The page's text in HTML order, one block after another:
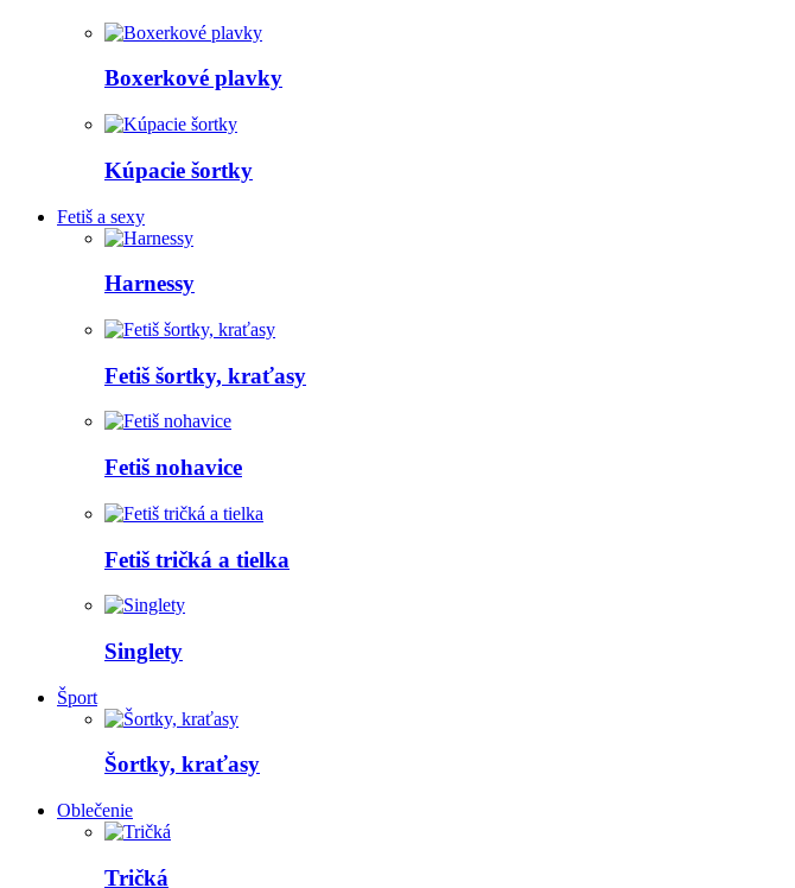
Boxerkové plavky
Kúpacie šortky
Fetiš a sexy
Harnessy
Fetiš šortky, kraťasy
Fetiš nohavice
Fetiš tričká a tielka
Singlety
Šport
Šortky, kraťasy
Oblečenie
Tričká